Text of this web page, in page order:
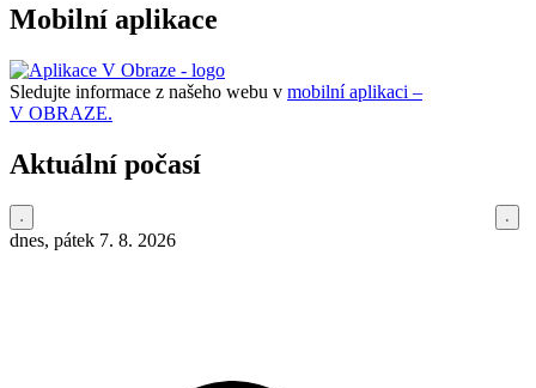
Mobilní aplikace
Sledujte informace z našeho webu v mobilní aplikaci –
V OBRAZE.
Aktuální počasí
dnes, pátek 7. 8. 2026